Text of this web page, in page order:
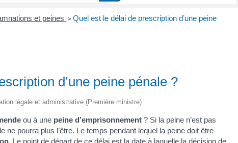
et peines > Quel est le délai de prescription d’une peine
d’une peine pénale ?
légale et administrative (Première ministre)
ou à une peine d’emprisonnement ? Si la peine n’est pas
ne pourra plus l’être. Le temps pendant lequel la peine doit être
. Le point de départ de ce délai est la date à laquelle la décision de